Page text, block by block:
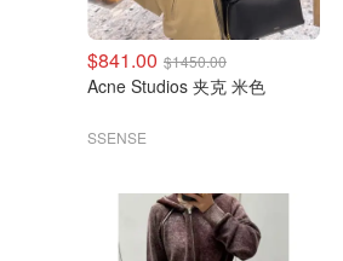
$841.00 $1450.00
Acne Studios 夹克 米色
SSENSE